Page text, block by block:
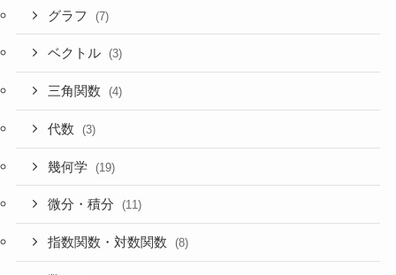
グラフ (7)
ベクトル (3)
三角関数 (4)
代数 (3)
幾何学 (19)
微分・積分 (11)
指数関数・対数関数 (8)